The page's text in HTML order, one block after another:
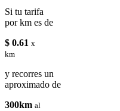
Si tu tarifa
por km es de
$ 0.61 x
km
y recorres un
aproximado de
300km al